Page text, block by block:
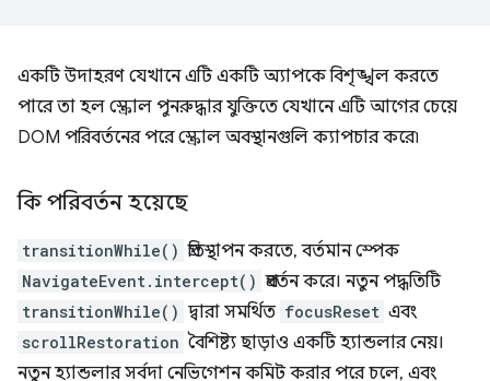
একটি উদাহরণ যেখানে এটি একটি অ্যাপকে বিশৃঙ্খল করতে
পারে তা হল স্ক্রোল পুনরুদ্ধার যুক্তিতে যেখানে এটি আগের চেয়ে
DOM পরিবর্তনের পরে স্ক্রোল অবস্থানগুলি ক্যাপচার করে৷
কি পরিবর্তন হয়েছে
transitionWhile() প্রতিস্থাপন করতে, বর্তমান স্পেক
NavigateEvent.intercept() প্রবর্তন করে। নতুন পদ্ধতিটি
transitionWhile() দ্বারা সমর্থিত focusReset এবং
scrollRestoration বৈশিষ্ট্য ছাড়াও একটি হ্যান্ডলার নেয়।
নতুন হ্যান্ডলার সর্বদা নেভিগেশন কমিট করার পরে চলে, এবং